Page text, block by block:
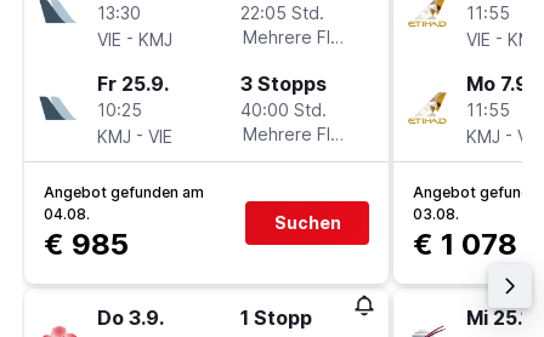
13:30
VIE - KMJ
22:05 Std.
Mehrere Fluglinien
Fr 25.9.
10:25
KMJ - VIE
3 Stopps
40:00 Std.
Mehrere Fluglinien
Angebot gefunden am
04.08.
€ 985
Suchen
Do 3.9. 1 Stopp
11:55
VIE - KMJ
Mo 7.9.
11:55
KMJ - VIE
Angebot
03.08.
€ 1 078
Mi 25.11.